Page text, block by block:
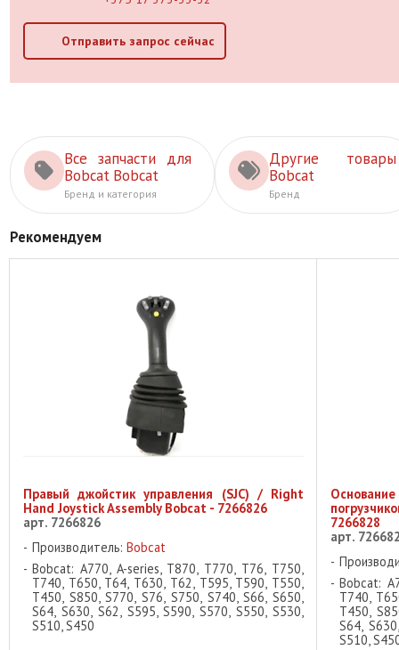
Отправить запрос сейчас
Все запчасти для
Bobcat Bobcat
Бренд и категория
Другие товары
Bobcat
Бренд
Рекомендуем
Правый джойстик управления (SJC) / Right
Hand Joystick Assembly Bobcat - 7266826
арт. 7266826
Производитель: Bobcat
Bobcat: A770, A-series, T870, T770, T76, T750,
T740, T650, T64, T630, T62, T595, T590, T550,
T450, S850, S770, S76, S750, S740, S66, S650,
S64, S630, S62, S595, S590, S570, S550, S530,
S510, S450
7266828
арт.
Bobcat:
T740,
T450,
S64,
S510,